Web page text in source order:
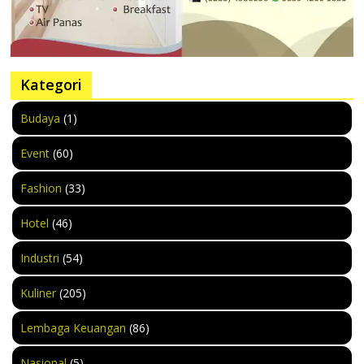
Kategori
Budaya (1)
Event (60)
Fashion (33)
Hotel (46)
Industri (54)
Kuliner (205)
Lembaga Keuangan (86)